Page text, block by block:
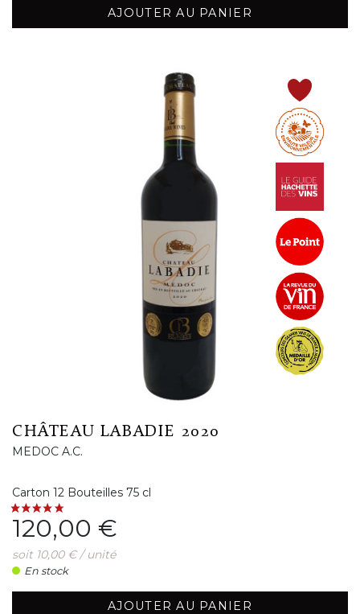
AJOUTER AU PANIER
CHÂTEAU LABADIE 2020
MEDOC A.C.
Carton 12 Bouteilles 75 cl
Prix
120,00 €
soit 10,00 € / unité
En stock
AJOUTER AU PANIER